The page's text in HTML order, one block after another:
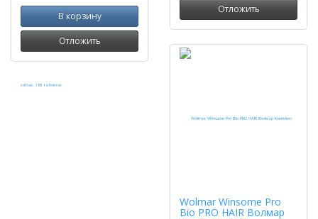
В корзину
Отложить
Отложить
Wolmar Winsome Pro
Bio PRO HAIR Волмар